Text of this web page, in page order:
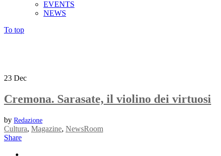
EVENTS
NEWS
To top
23 Dec
Cremona. Sarasate, il violino dei virtuosi
by Redazione
Cultura, Magazine, NewsRoom
Share